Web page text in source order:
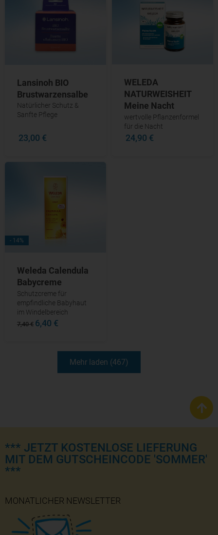
Lansinoh BIO
Brustwarzensalbe
Natürlicher Schutz &
Sanfte Pflege
23,00 €
WELEDA
NATURWEISHEIT
Meine Nacht
wertvolle Pflanzenformel
für die Nacht
24,90 €
- 14%
Weleda Calendula
Babycreme
Schutzcreme für
empfindliche Babyhaut
im Windelbereich
7,40 € 6,40 €
Mehr laden (467)
*** JETZT KOSTENLOSE LIEFERUNG
MIT DEM GUTSCHEINCODE 'SOMMER'
***
MONATLICHER NEWSLETTER